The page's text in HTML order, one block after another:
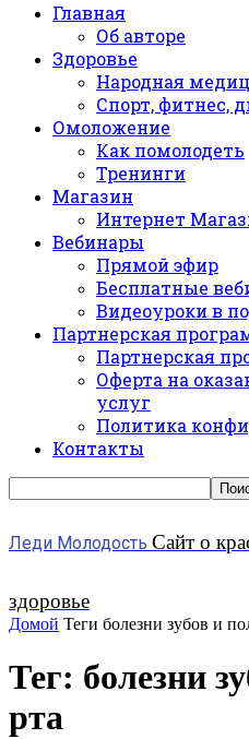
Главная
Об авторе
Здоровье
Народная
Спорт, фитнес,
Омоложение
Как помолодеть
Тренинги
Магазин
Интернет
Вебинары
Прямой эфир
Бесплатные
Видеоуроки в
Партнерская
Партнерская
Оферта на
услуг
Политика
Контакты
Леди Молодость Сайт о
здоровье
Домой Теги болезни зубов и
Тег: болезни
рта